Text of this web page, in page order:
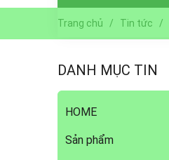
Trang chủ / Tin tức /
DANH MỤC TIN
HOME
Sản phẩm